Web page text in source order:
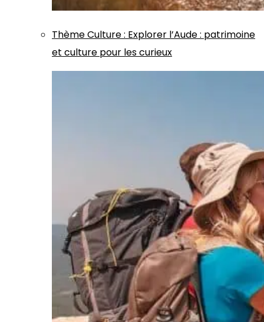
ThèmeCulture: Explorer l’Aude : patrimoine
et culture pour les curieux